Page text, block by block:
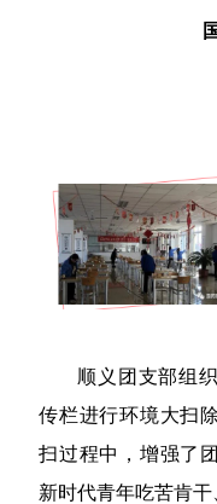
顺义团支部组
传栏进行环境大扫
扫过程中，增强了
新时代青年吃苦肯干